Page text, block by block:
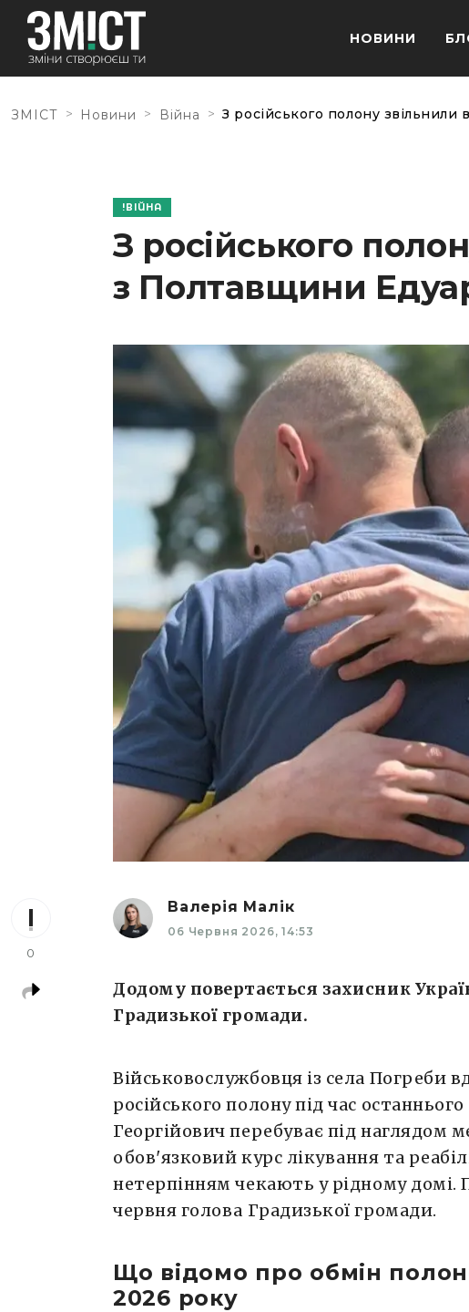
НОВИНИ
ЗМІСТ > Новини > Війна > З російського полону
ВІЙНА
З російського
з Полтавщини
0
Валерія Малік
06 Червня 2026, 14:53
Додому повертається захисник
Градизької громади.
Військовослужбовця із села Погреби
російського полону під час
Георгійович перебуває під наглядом
обов'язковий курс лікування та
нетерпінням чекають у рідному домі.
червня голова Градизької громади.
Що відомо про обмін
2026 року